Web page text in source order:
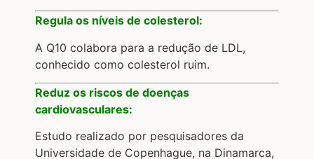
Regula os níveis de colesterol:
A Q10 colabora para a redução de LDL,
conhecido como colesterol ruim.
Reduz os riscos de doenças
cardiovasculares:
Estudo realizado por pesquisadores da
Universidade de Copenhague, na Dinamarca,